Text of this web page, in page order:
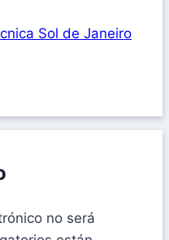
Sol de Janeiro
no será